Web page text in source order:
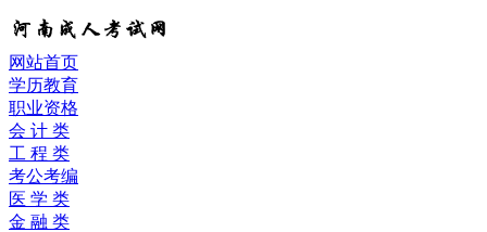
网站首页
学历教育
职业资格
会 计 类
工 程 类
考公考编
医 学 类
金 融 类